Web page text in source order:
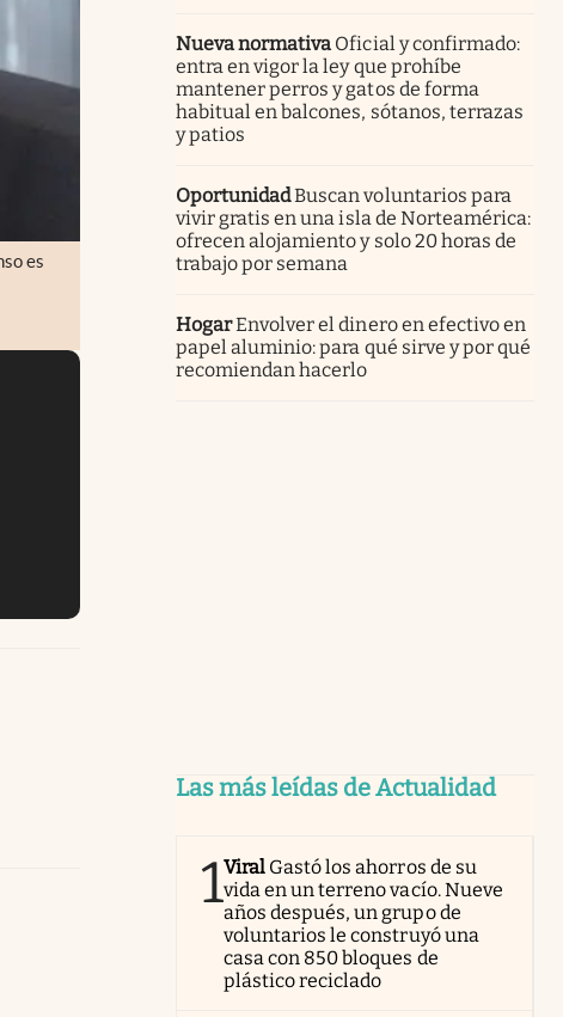
es
Nueva normativa Oficial y confirmado:
entra en vigor la ley que prohíbe
mantener perros y gatos de forma
habitual en balcones, sótanos, terrazas
y patios
OportunidadBuscan voluntarios para
vivir gratis en una isla de Norteamérica:
ofrecen alojamiento y solo 20 horas de
trabajo por semana
HogarEnvolver el dinero en efectivo en
papel aluminio: para qué sirve y por qué
recomiendan hacerlo
Las más leídas de Actualidad
1Viral Gastó los ahorros de su
vida en un terreno vacío. Nueve
años después, un grupo de
voluntarios le construyó una
casa con 850 bloques de
plástico reciclado